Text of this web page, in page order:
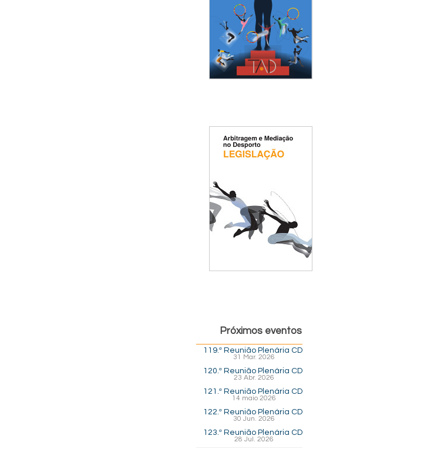
Próximos eventos
119.ª Reunião Plenária CD
31 Mar. 2026
120.ª Reunião Plenária CD
23 Abr. 2026
121.ª Reunião Plenária CD
14 maio 2026
122.ª Reunião Plenária CD
30 Jun. 2026
123.ª Reunião Plenária CD
28 Jul. 2026